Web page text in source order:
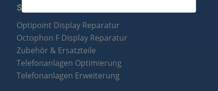
SERVICE
Optipoint Display Reparatur
Octophon F Display Reparatur
Zubehör & Ersatzteile
Telefonanlagen Optimierung
Telefonanlagen Erweiterung